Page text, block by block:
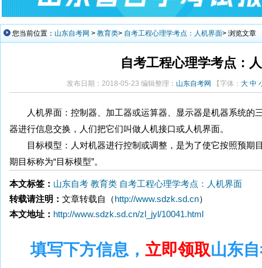
您当前位置： 山东自考网 > 教育类> 自考工程心理学考点：人机界面> 浏览文章
自考工程心理学考点：
发布日期：2018-05-23 编辑整理： 山东自考网 【字体： 大 中
人机界面：控制器、加工器或运算器、显示器是机器系统的
器进行信息交换，人们把它们叫做人机接口或人机界面。
目标模型：人对机器进行控制或调整，是为了使它按照预期
期目标称为“目标模型”。
本文标签： 山东自考 教育类 自考工程心理学考点：人机界面
转载请注明： 文章转载自（http://www.sdzk.sd.cn）
本文地址： http://www.sdzk.sd.cn/zl_jyl/10041.html
填写下方信息， 立即领取山东